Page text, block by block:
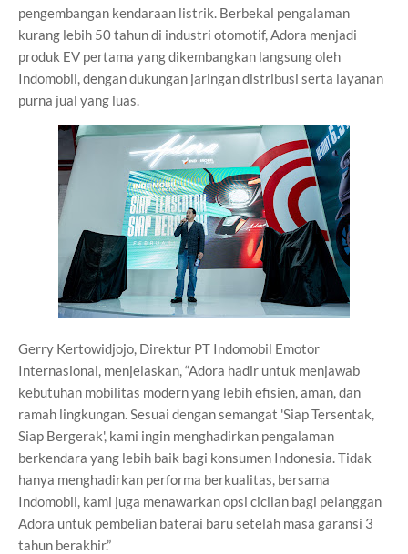
pengembangan kendaraan listrik. Berbekal pengalaman
kurang lebih 50 tahun di industri otomotif, Adora menjadi
produk EV pertama yang dikembangkan langsung oleh
Indomobil, dengan dukungan jaringan distribusi serta layanan
purna jual yang luas.
Gerry Kertowidjojo, Direktur PT Indomobil Emotor
Internasional, menjelaskan, “Adora hadir untuk menjawab
kebutuhan mobilitas modern yang lebih efisien, aman, dan
ramah lingkungan. Sesuai dengan semangat 'Siap Tersentak,
Siap Bergerak', kami ingin menghadirkan pengalaman
berkendara yang lebih baik bagi konsumen Indonesia. Tidak
hanya menghadirkan performa berkualitas, bersama
Indomobil, kami juga menawarkan opsi cicilan bagi pelanggan
Adora untuk pembelian baterai baru setelah masa garansi 3
tahun berakhir.”